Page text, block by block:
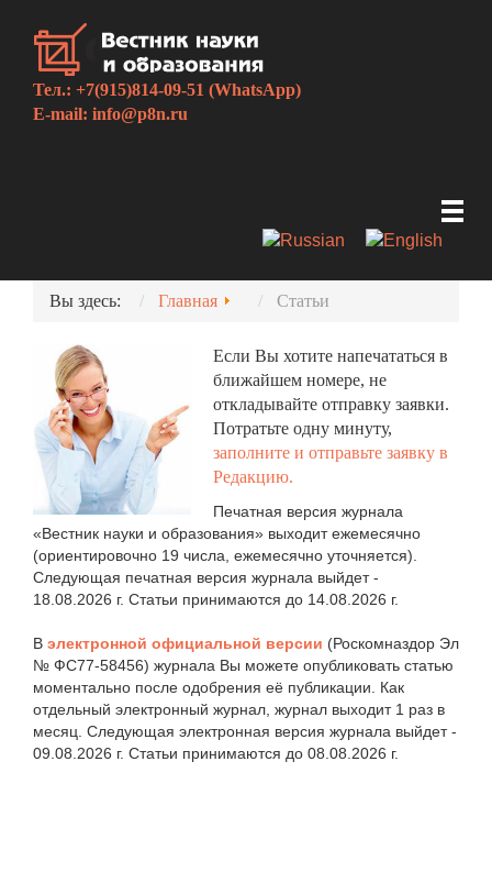
Тел.: +7(915)814-09-51 (WhatsApp)
E-mail: info@p8n.ru
Вы здесь: Главная Статьи
Если Вы хотите напечататься в
ближайшем номере, не
откладывайте отправку заявки.
Потратьте одну минуту,
заполните и отправьте заявку в
Редакцию.
Печатная версия журнала
«Вестник науки и образования» выходит ежемесячно
(ориентировочно 19 числа, ежемесячно уточняется).
Следующая печатная версия журнала выйдет -
18.08.2026 г. Статьи принимаются до 14.08.2026 г.
В электронной официальной версии (Роскомназдор Эл
№ ФС77-58456) журнала Вы можете опубликовать статью
моментально после одобрения её публикации. Как
отдельный электронный журнал, журнал выходит 1 раз в
месяц. Следующая электронная версия журнала выйдет -
09.08.2026 г. Статьи принимаются до 08.08.2026 г.